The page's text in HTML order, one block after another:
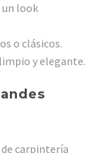
un look
o clásicos.
y elegante.
carpintería